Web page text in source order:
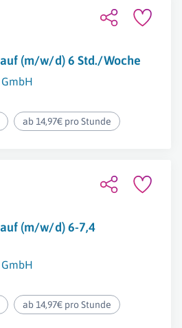
(m/w/d) 6 Std./Woche
ab 14,97€ pro Stunde
(m/w/d) 6-7,4
ab 14,97€ pro Stunde